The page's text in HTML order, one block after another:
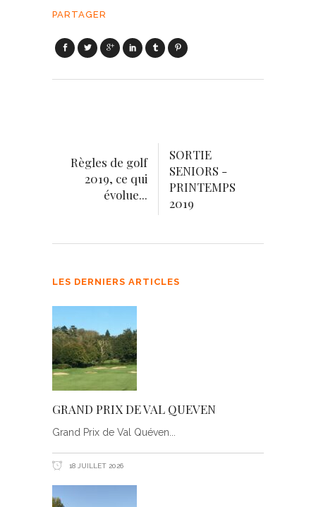
PARTAGER
Règles de golf
2019, ce qui
évolue...
SORTIE
SENIORS -
PRINTEMPS
2019
LES DERNIERS ARTICLES
GRAND PRIX DE VAL QUEVEN
Grand Prix de Val Quéven
18 JUILLET 2026